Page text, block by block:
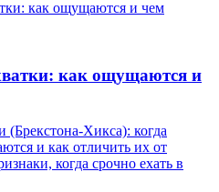
как ощущаются и
(Брекстона-Хикса): когда
и как отличить их от
когда срочно ехать в